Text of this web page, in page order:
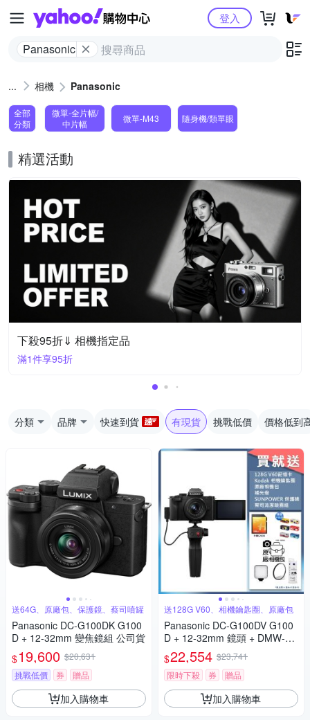
Yahoo購物中心
Panasonic
登入
相機 Panasonic
全部
分類
微單-全片幅/
中片幅
微單-M43 隨身機/類單眼
精選活動
下殺95折⇓ 相機指定品
滿1件享95折
分類 品牌 快速到貨 有現貨 挑戰低價 價格低到
送64G、原廠包、保護鏡、蔡司噴罐
Panasonic DC-G100DK G100
D + 12-32mm 變焦鏡組 公司貨
$19,600 $20,631
挑戰低價
券 贈品
加入購物車
送128G V60、相機鑰匙圈、原廠包
Panasonic DC-G100DV G100
D + 12-32mm 鏡頭 + DMW-SH
GR2 三腳架握把組 公司貨
$22,554 $23,741
限時下殺
券 贈品
加入購物車